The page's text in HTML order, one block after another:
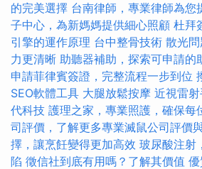
的完美選擇 台南律師，專業律師為您
子中心，為新媽媽提供細心照顧 杜拜
引擎的運作原理 台中整骨技術 散光
力更清晰 助聽器補助，探索可申請的
申請菲律賓簽證，完整流程一步到位
SEO軟體工具 大腿放鬆按摩 近視雷
代科技 護理之家，專業照護，確保每
司評價，了解更多專業滅鼠公司評價
擇，讓烹飪變得更加高效 玻尿酸注射
陷 徵信社到底有用嗎？了解其價值